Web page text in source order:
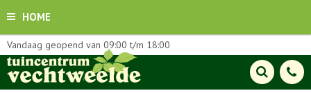
HOME
Vandaag geopend van 09:00 t/m 18:00